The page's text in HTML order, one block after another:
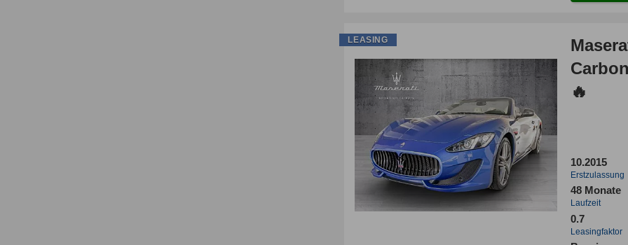
Carbon | 🔥 SPORTIVO
🔥
10.2015
Erstzulassung
48 Monate
Laufzeit
0.7
Leasingfaktor
LEASING